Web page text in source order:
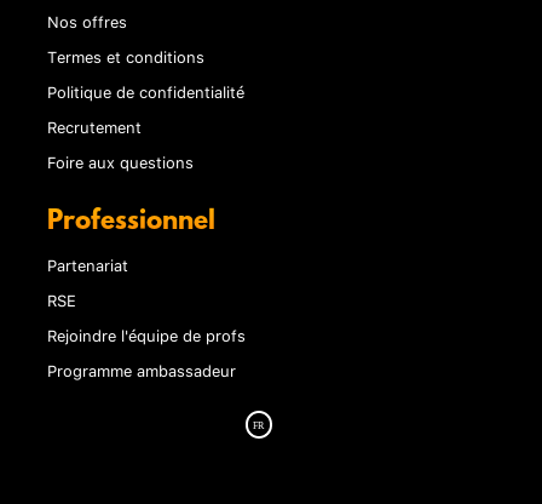
Nos offres
Termes et conditions
Politique de confidentialité
Recrutement
Foire aux questions
Professionnel
Partenariat
RSE
Rejoindre l'équipe de profs
Programme ambassadeur